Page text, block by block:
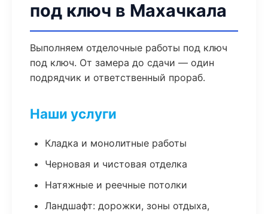
под ключ в Махачкала
Выполняем отделочные работы под ключ
под ключ. От замера до сдачи — один
подрядчик и ответственный прораб.
Наши услуги
Кладка и монолитные работы
Черновая и чистовая отделка
Натяжные и реечные потолки
Ландшафт: дорожки, зоны отдыха,